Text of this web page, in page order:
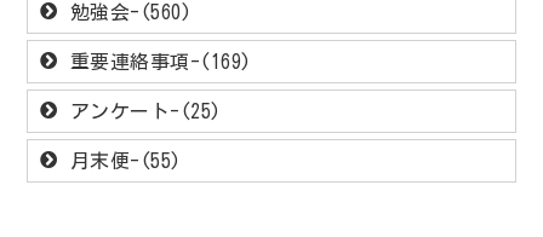
勉強会-(560)
重要連絡事項-(169)
アンケート-(25)
月末便-(55)